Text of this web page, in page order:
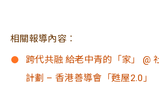
相關報導內容︰
跨代共融 給老中青的「家」 @
計劃 – 香港善導會「甦屋2.0」